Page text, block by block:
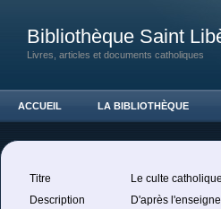
Bibliothèque Saint
Livres, articles et documents catholiques
ACCUEIL LA BIBLIOTHÈQUE
Titre
Le culte
Description
D'après